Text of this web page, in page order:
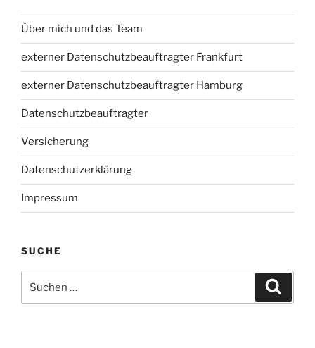
Über mich und das Team
externer Datenschutzbeauftragter Frankfurt
externer Datenschutzbeauftragter Hamburg
Datenschutzbeauftragter
Versicherung
Datenschutzerklärung
Impressum
SUCHE
nach: